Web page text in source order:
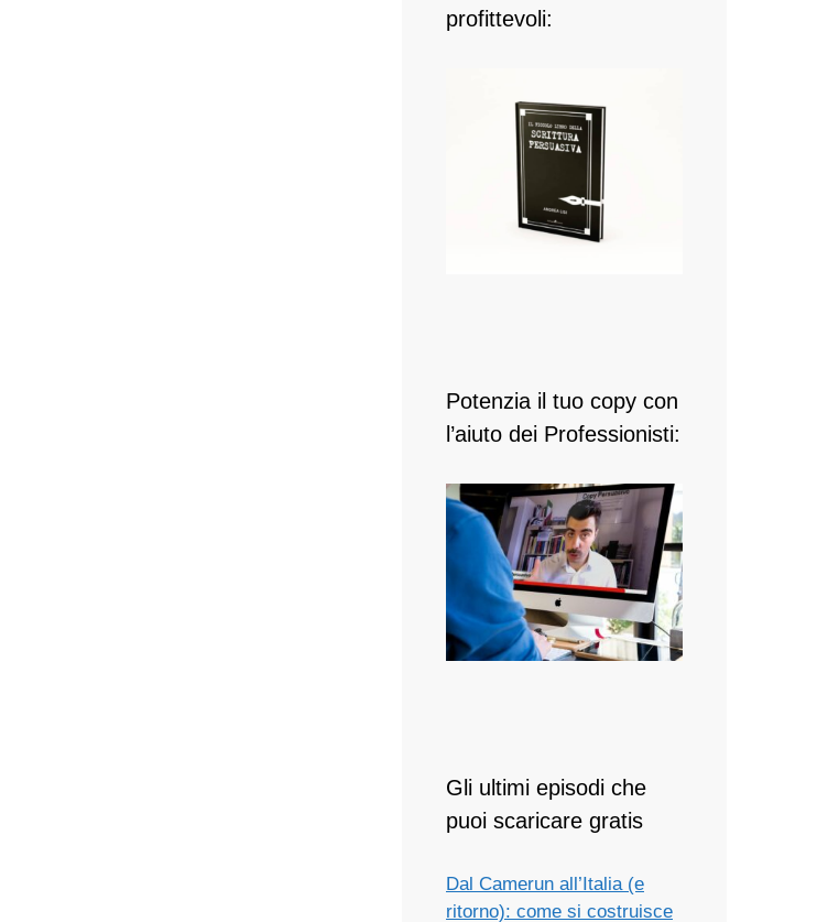
profittevoli:
Potenzia il tuo copy con
l’aiuto dei Professionisti:
Gli ultimi episodi che
puoi scaricare gratis
Dal Camerun all’Italia (e
ritorno): come si costruisce